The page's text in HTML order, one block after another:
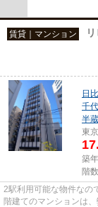
賃貸｜マンション
日
千
半
東
築
階
2駅利用可能な物件なの
階建てのマンションは